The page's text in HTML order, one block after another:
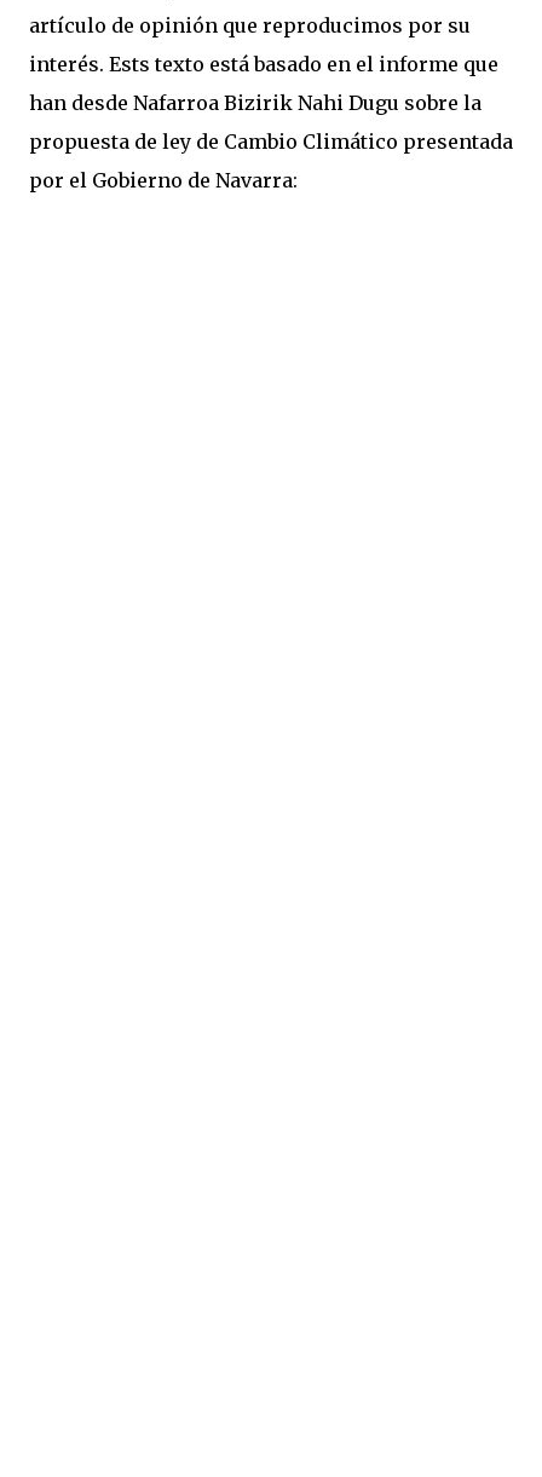
artículo de opinión que reproducimos por su
interés. Ests texto está basado en el informe que
han desde Nafarroa Bizirik Nahi Dugu sobre la
propuesta de ley de Cambio Climático presentada
por el Gobierno de Navarra: